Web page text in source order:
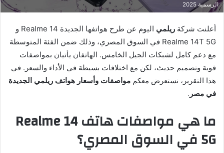
الرسمية 2025
أعلنت شركة ريلمي
اليوم عن طرح هواتفها الجديدة Realme 14 و
Realme 14T 5G في السوق المصري، وذلك ضمن الفئة المتوسطة
مع دعم كامل لشبكات الجيل الخامس. الهاتفان يأتيان بمواصفات
قوية وتصميم حديث، لكن مع اختلافات بسيطة في الأداء والسعر. في
هذا التقرير، نستعرض معكم مواصفات وأسعار هواتف ريلمي الجديدة
في مصر .
ما هي مواصفات هاتف Realme 14
5G في السوق المصري؟